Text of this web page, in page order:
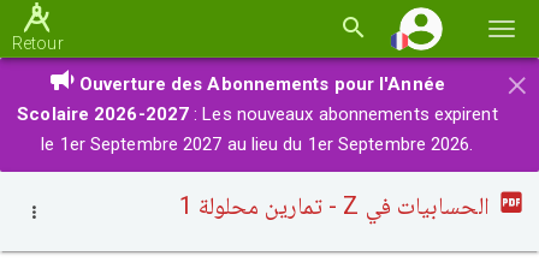
la
Retour
×
Ouverture des Abonnements pour l'Année
Scolaire 2026-2027 : Les nouveaux abonnements expirent
le 1er Septembre 2027 au lieu du 1er Septembre 2026.
الحسابيات في Z - تمارين محلولة 1